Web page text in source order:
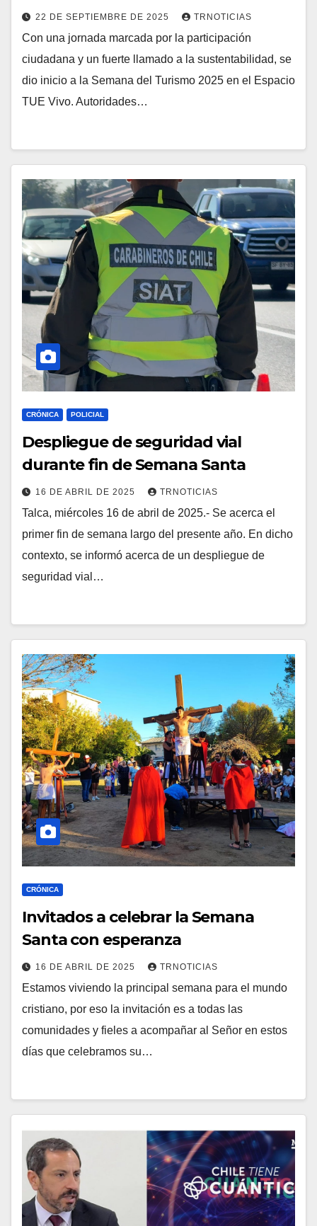
22 DE SEPTIEMBRE DE 2025 TRNOTICIAS
Con una jornada marcada por la participación
ciudadana y un fuerte llamado a la sustentabilidad, se
dio inicio a la Semana del Turismo 2025 en el Espacio
TUE Vivo. Autoridades…
CRÓNICA POLICIAL
Despliegue de seguridad vial
durante fin de Semana Santa
16 DE ABRIL DE 2025 TRNOTICIAS
Talca, miércoles 16 de abril de 2025.- Se acerca el
primer fin de semana largo del presente año. En dicho
contexto, se informó acerca de un despliegue de
seguridad vial…
CRÓNICA
Invitados a celebrar la Semana
Santa con esperanza
16 DE ABRIL DE 2025 TRNOTICIAS
Estamos viviendo la principal semana para el mundo
cristiano, por eso la invitación es a todas las
comunidades y fieles a acompañar al Señor en estos
días que celebramos su…